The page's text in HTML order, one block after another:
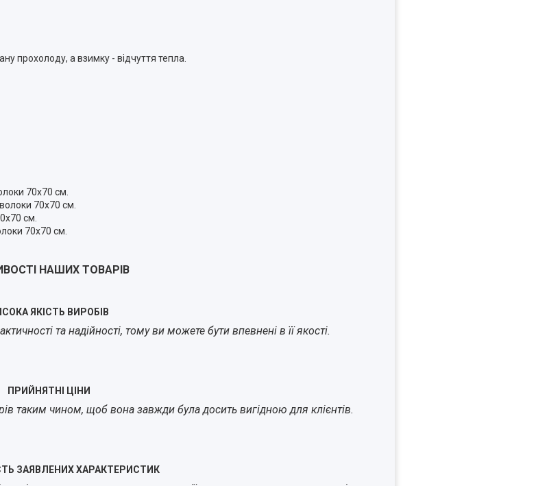
прохолоду, а взимку - відчуття тепла.
70х70 см.
70х70 см.
см.
70х70 см.
НАШИХ ТОВАРІВ
ЯКІСТЬ ВИРОБІВ
та надійності, тому ви можете бути впевнені в її якості.
ПРИЙНЯТНІ ЦІНИ
таким чином, щоб вона завжди була досить вигідною для клієнтів.
ЗАЯВЛЕНИХ ХАРАКТЕРИСТИК